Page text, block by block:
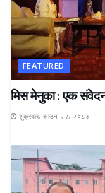
FEATURED
मिस मेनुका : एक
शुक्रबार, साउन २२, २०८३